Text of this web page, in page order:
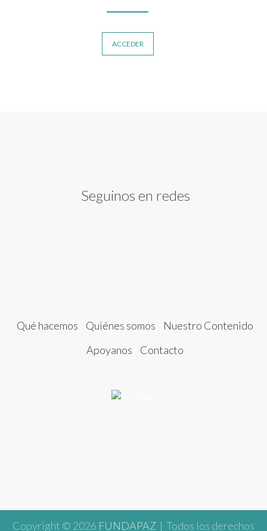
ACCEDER
Seguinos en redes
Qué hacemos Quiénes somos
Nuestro Contenido
Apoyanos
Contacto
Copyright © 2026 FUNDAPAZ | Todos los derechos